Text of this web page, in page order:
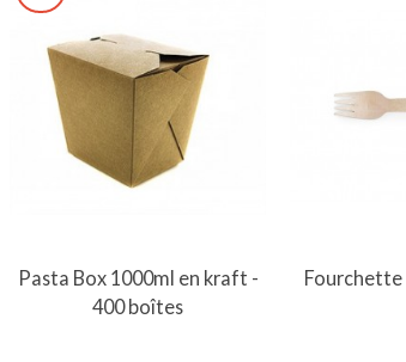
Ajouter au panier
Pasta Box 1000ml en kraft -
400 boîtes
Fourchette